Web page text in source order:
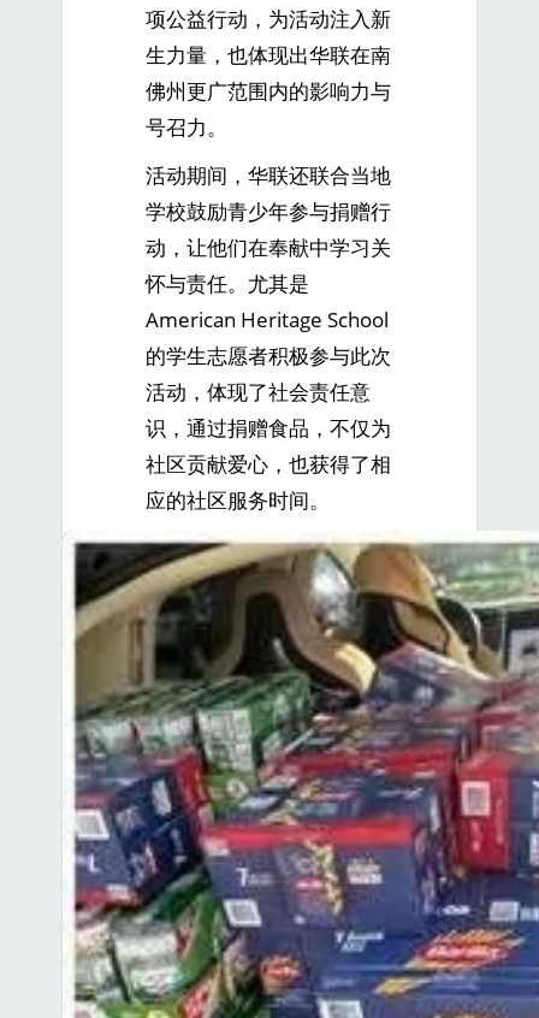
项公益行动，为活动注入新
生力量，也体现出华联在南
佛州更广范围内的影响力与
号召力。
活动期间，华联还联合当地
学校鼓励青少年参与捐赠行
动，让他们在奉献中学习关
怀与责任。尤其是
American Heritage School
的学生志愿者积极参与此次
活动，体现了社会责任意
识，通过捐赠食品，不仅为
社区贡献爱心，也获得了相
应的社区服务时间。